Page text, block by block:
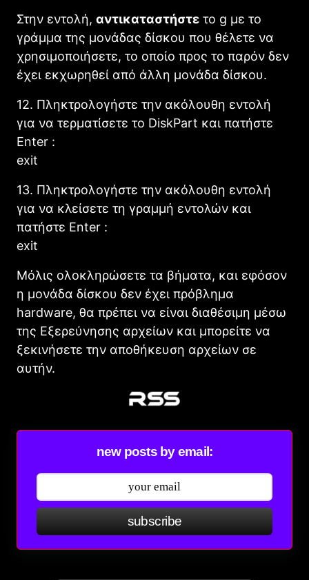
Στην εντολή, αντικαταστήστε το g με το
γράμμα της μονάδας δίσκου που θέλετε να
χρησιμοποιήσετε, το οποίο προς το παρόν δεν
έχει εκχωρηθεί από άλλη μονάδα δίσκου.
12. Πληκτρολογήστε την ακόλουθη εντολή
για να τερματίσετε το DiskPart και πατήστε
Enter :
exit
13. Πληκτρολογήστε την ακόλουθη εντολή
για να κλείσετε τη γραμμή εντολών και
πατήστε Enter :
exit
Μόλις ολοκληρώσετε τα βήματα, και εφόσον
η μονάδα δίσκου δεν έχει πρόβλημα
hardware, θα πρέπει να είναι διαθέσιμη μέσω
της Εξερεύνησης αρχείων και μπορείτε να
ξεκινήσετε την αποθήκευση αρχείων σε
αυτήν.
new posts by email:
subscribe